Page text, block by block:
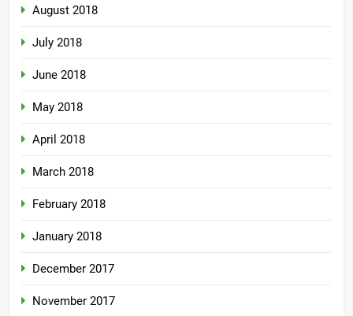
August 2018
July 2018
June 2018
May 2018
April 2018
March 2018
February 2018
January 2018
December 2017
November 2017